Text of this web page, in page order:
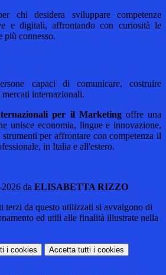
chi desidera sviluppare competenze
e digitali, affrontando con curiosità le
più connesso.
capaci di comunicare, costruire
internazionali.
per il Marketingoffre una
unisce economia, lingue e innovazione,
per affrontare con competenza il
in Italia e all'estero.
da ELISABETTA RIZZO
terzi da questo utilizzati si avvalgono di
ed utili alle finalità illustrate nella
i cookies Accetta tutti i cookies